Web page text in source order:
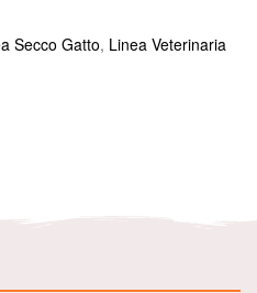
Secco Gatto, Linea Veterinaria